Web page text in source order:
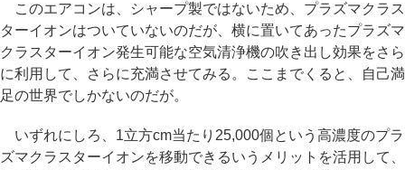
このエアコンは、シャープ製ではないため、プラズマクラス
ターイオンはついていないのだが、横に置いてあったプラズマ
クラスターイオン発生可能な空気清浄機の吹き出し効果をさら
に利用して、さらに充満させてみる。ここまでくると、自己満
足の世界でしかないのだが。
いずれにしろ、1立方cm当たり25,000個という高濃度のプラ
ズマクラスターイオンを移動できるいうメリットを活用して、